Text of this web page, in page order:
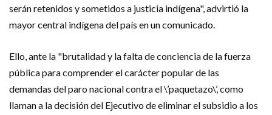
serán retenidos y sometidos a justicia indígena", advirtió la
mayor central indígena del país en un comunicado.
Ello, ante la "brutalidad y la falta de conciencia de la fuerza
pública para comprender el carácter popular de las
demandas del paro nacional contra el \’paquetazo\’, como
llaman a la decisión del Ejecutivo de eliminar el subsidio a los